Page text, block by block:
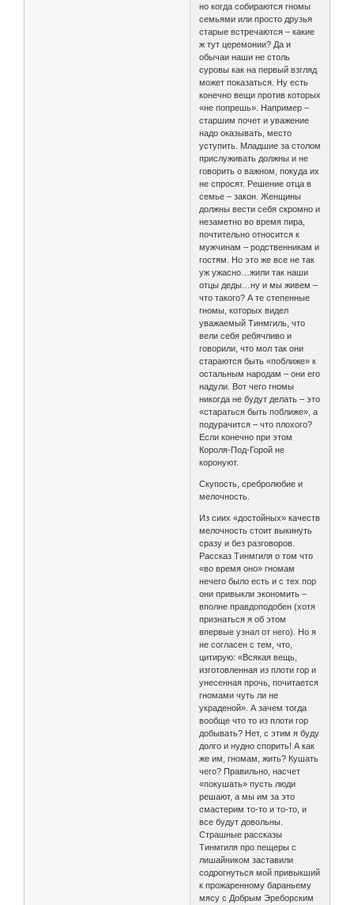
но когда собираются гномы
семьями или просто друзья
старые встречаются – какие
ж тут церемонии? Да и
обычаи наши не столь
суровы как на первый взгляд
может показаться. Ну есть
конечно вещи против которых
«не попрешь». Например –
старшим почет и уважение
надо оказывать, место
уступить. Младшие за столом
прислуживать должны и не
говорить о важном, покуда их
не спросят. Решение отца в
семье – закон. Женщины
должны вести себя скромно и
незаметно во время пира,
почтительно относится к
мужчинам – родственникам и
гостям. Но это же все не так
уж ужасно…жили так наши
отцы деды…ну и мы живем –
что такого? А те степенные
гномы, которых видел
уважаемый Тинмгиль, что
вели себя ребячливо и
говорили, что мол так они
стараются быть «поближе» к
остальным народам – они его
надули. Вот чего гномы
никогда не будут делать – это
«стараться быть поближе», а
подурачится – что плохого?
Если конечно при этом
Короля-Под-Горой не
коронуют.
Скупость, сребролюбие и
мелочность.
Из сиих «достойных» качеств
мелочность стоит выкинуть
сразу и без разговоров.
Рассказ Тинмгиля о том что
«во время оно» гномам
нечего было есть и с тех пор
они привыкли экономить –
вполне правдоподобен (хотя
признаться я об этом
впервые узнал от него). Но я
не согласен с тем, что,
цитирую: «Всякая вещь,
изготовленная из плоти гор и
унесенная прочь, почитается
гномами чуть ли не
украденой». А зачем тогда
вообще что то из плоти гор
добывать? Нет, с этим я буду
долго и нудно спорить! А как
же им, гномам, жить? Кушать
чего? Правильно, насчет
«покушать» пусть люди
решают, а мы им за это
смастерим то-то и то-то, и
все будут довольны.
Страшные рассказы
Тинмгиля про пещеры с
лишайником заставили
содрогнуться мой привыкший
к прожаренному бараньему
мясу с Добрым Эреборским